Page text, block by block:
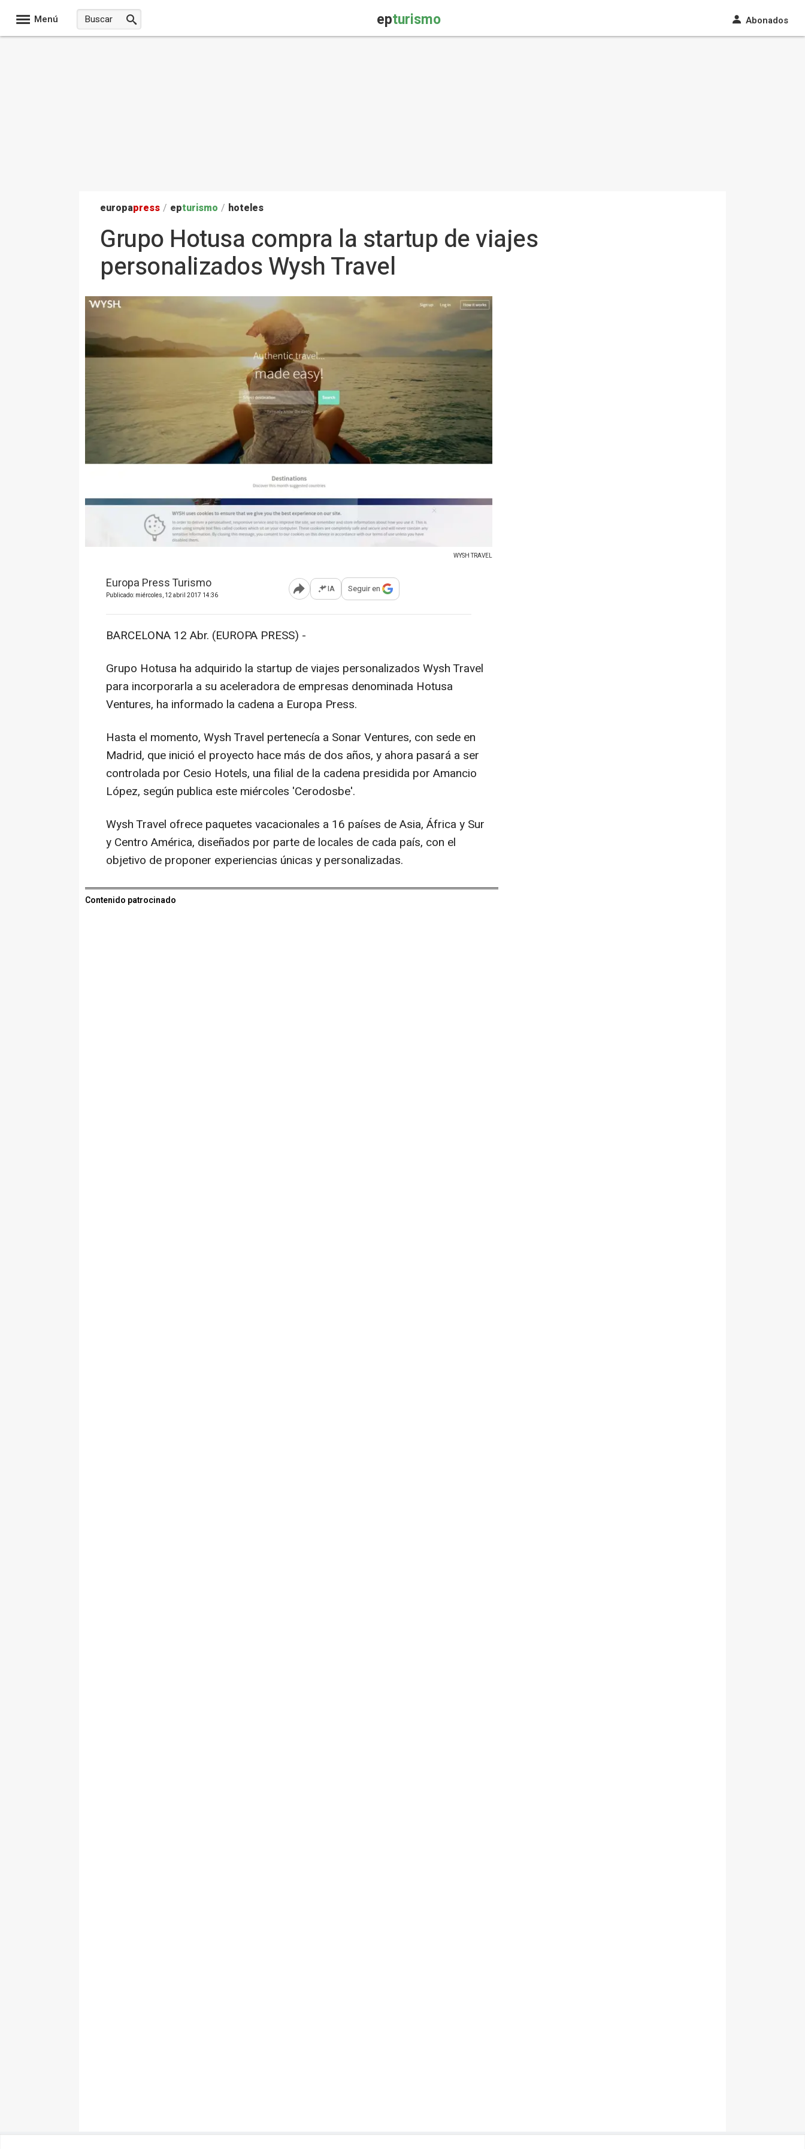
Menú epturismo Abonados
europapress / epturismo / hoteles
Grupo Hotusa compra la startup de viajes
personalizados Wysh Travel
WYSH TRAVEL
Europa Press Turismo
Publicado: miércoles, 12 abril 2017 14:36 Abrir opciones para compartir
IA Seguir en
BARCELONA 12 Abr. (EUROPA PRESS) -
Grupo Hotusa ha adquirido la startup de viajes personalizados Wysh Travel
para incorporarla a su aceleradora de empresas denominada Hotusa
Ventures, ha informado la cadena a Europa Press.
Hasta el momento, Wysh Travel pertenecía a Sonar Ventures, con sede en
Madrid, que inició el proyecto hace más de dos años, y ahora pasará a ser
controlada por Cesio Hotels, una filial de la cadena presidida por Amancio
López, según publica este miércoles 'Cerodosbe'.
Wysh Travel ofrece paquetes vacacionales a 16 países de Asia, África y Sur
y Centro América, diseñados por parte de locales de cada país, con el
objetivo de proponer experiencias únicas y personalizadas.
Contenido patrocinado